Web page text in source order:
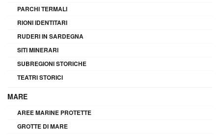
PARCHI TERMALI
RIONI IDENTITARI
RUDERI IN SARDEGNA
SITI MINERARI
SUBREGIONI STORICHE
TEATRI STORICI
MARE
AREE MARINE PROTETTE
GROTTE DI MARE